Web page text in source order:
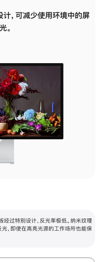
，可减少使用环境中的屏
。
经过特别设计，反光率极低。纳米纹理
，即使在高亮光源的工作场所也能保